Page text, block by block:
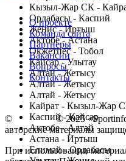
Кызыл-Жар СК -
Ордабасы - Каспий
Женис - Иртыш
Актобе - Астана
Окжетпес - Тобол
Кайсар - Улытау
Алтай - Жетысу
Алтай - Жетысу
Алтай - Жетысу
Кайрат - Кызыл-Жар
Каспий - Кайсар
Актобе - Алтай
Астана - Иртыш
Елимай - Ордабасы
О проекте
Команда сайта
Партнеры
Вакансии
Вопросы
Контакты
© Copyright© 2025
авторские материалы
При использовании